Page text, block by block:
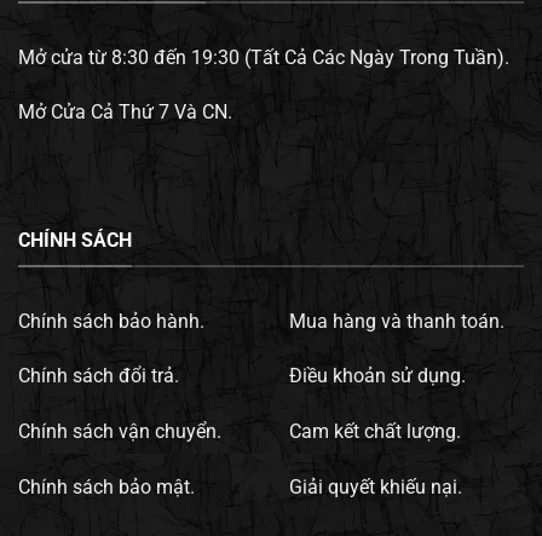
Mở cửa từ 8:30 đến 19:30 (Tất Cả Các Ngày Trong Tuần).
Mở Cửa Cả Thứ 7 Và CN.
CHÍNH SÁCH
Chính sách bảo hành.
Chính sách đổi trả.
Chính sách vận chuyển.
Chính sách bảo mật.
Mua hàng và thanh toán.
Điều khoản sử dụng.
Cam kết chất lượng.
Giải quyết khiếu nại.